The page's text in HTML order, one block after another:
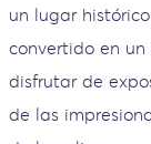
un lugar
convertido en
disfrutar de
de las